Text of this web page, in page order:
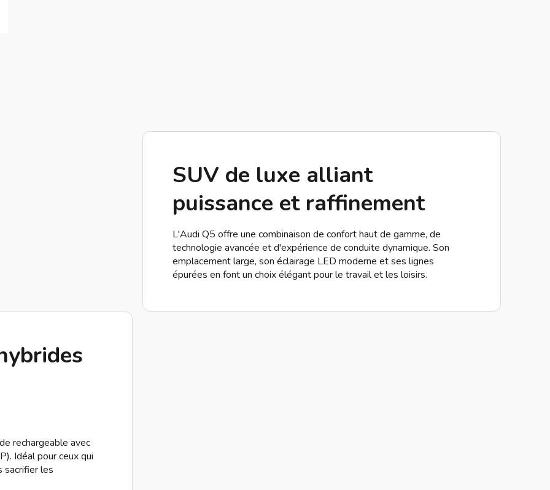
SUV de luxe alliant
puissance et raffinement
L'Audi Q5 offre une combinaison de confort haut de gamme, de
technologie avancée et d'expérience de conduite dynamique. Son
emplacement large, son éclairage LED moderne et ses lignes
épurées en font un choix élégant pour le travail et les loisirs.
rechargeable avec
Idéal pour ceux qui
sacrifier les